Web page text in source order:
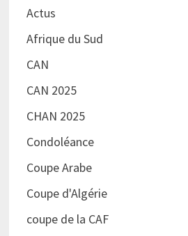
Actus
Afrique du Sud
CAN
CAN 2025
CHAN 2025
Condoléance
Coupe Arabe
Coupe d'Algérie
coupe de la CAF